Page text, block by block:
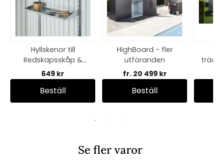
Hyllskenor till
Redskapsskåp &
Europa
649 kr
Beställ
HighBoard - fler
utföranden
fr. 20 499 kr
Beställ
Se fler varor